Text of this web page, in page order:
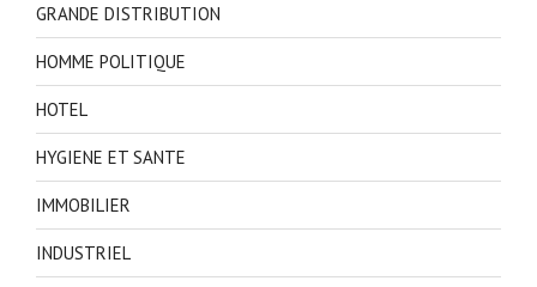
GRANDE DISTRIBUTION
HOMME POLITIQUE
HOTEL
HYGIENE ET SANTE
IMMOBILIER
INDUSTRIEL